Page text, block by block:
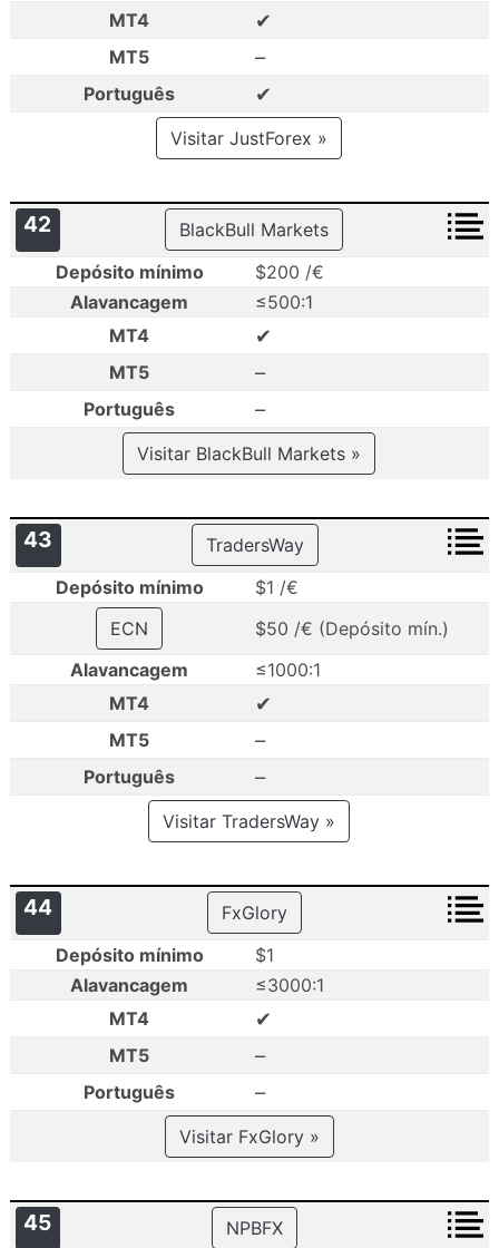
MT4
✔
MT5 –
Português ✔
Visitar JustForex »
42
BlackBull Markets
Depósito mínimo
$200 /€
Alavancagem
≤500:1
MT4
✔
MT5 –
Português –
Visitar BlackBull Markets »
43
TradersWay
Depósito mínimo
$1 /€
ECN
$50 /€ (Depósito mín.)
Alavancagem
≤1000:1
MT4
✔
MT5 –
Português –
Visitar TradersWay »
44
FxGlory
Depósito mínimo
$1
Alavancagem
≤3000:1
MT4
✔
MT5 –
Português –
Visitar FxGlory »
45 NPBFX